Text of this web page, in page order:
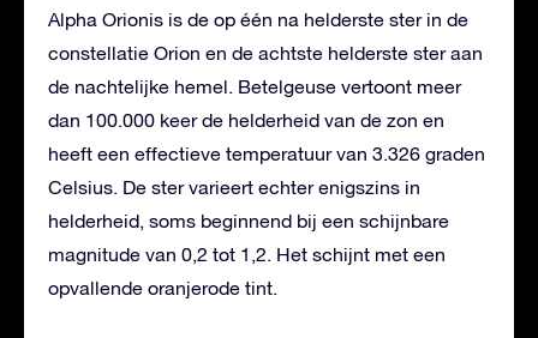
Alpha Orionis is de op één na helderste ster in de
constellatie Orion en de achtste helderste ster aan
de nachtelijke hemel. Betelgeuse vertoont meer
dan 100.000 keer de helderheid van de zon en
heeft een effectieve temperatuur van 3.326 graden
Celsius. De ster varieert echter enigszins in
helderheid, soms beginnend bij een schijnbare
magnitude van 0,2 tot 1,2. Het schijnt met een
opvallende oranjerode tint.